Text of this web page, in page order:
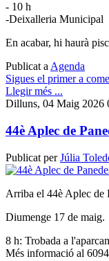
- 10 h
-Deixalleria Municipal
En acabar, hi haurà
Publicat a Agenda
Sigues el primer a
Llegir més ...
Dilluns, 04 Maig 2026
44è Aplec de
Publicat perJúlia
Arriba el 44è Aplec de
Diumenge 17 de maig.
8 h: Trobada a
Més informació al